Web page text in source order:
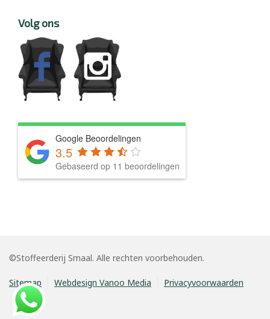
Volg ons
Google Beoordelingen
3.5
Gebaseerd op 11 beoordelingen
©Stoffeerderij Smaal. Alle rechten voorbehouden.
Sitemap Webdesign Vanoo Media Privacyvoorwaarden